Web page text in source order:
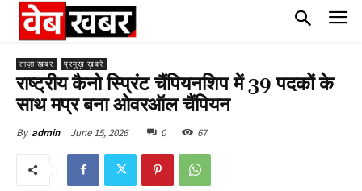
ताज़ा ख़बर प्रमुख़ ख़बरे
राष्ट्रीय कैनो स्प्रिंट चैंपियनशिप में 39 पदकों के
साथ मप्र बना ओवरऑल चैंपियन
By admin June 15, 2026 0 67